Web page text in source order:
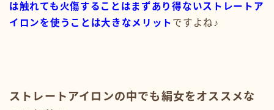
は触れても火傷することはまずあり得ないストレートア
イロンを使うことは大きなメリット ですよね♪
ストレートアイロンの中でも絹女をオススメな